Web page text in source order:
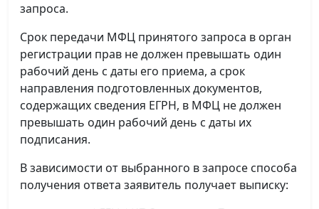
запроса.
Срок передачи МФЦ принятого запроса в орган
регистрации прав не должен превышать один
рабочий день с даты его приема, а срок
направления подготовленных документов,
содержащих сведения ЕГРН, в МФЦ не должен
превышать один рабочий день с даты их
подписания.
В зависимости от выбранного в запросе способа
получения ответа заявитель получает выписку: